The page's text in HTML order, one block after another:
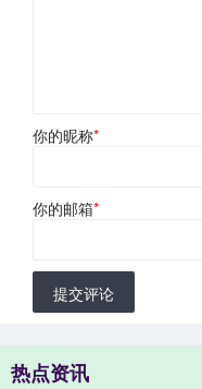
你的昵称*
你的邮箱*
提交评论
热点资讯